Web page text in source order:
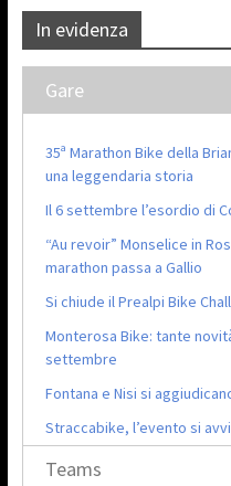
In evidenza
Gare
35ª Marathon Bike della
una leggendaria storia
Il 6 settembre l’esordio di
“Au revoir” Monselice in
marathon passa a Gallio
Si chiude il Prealpi Bike
Monterosa Bike: tante
settembre
Fontana e Nisi si
Straccabike, l’evento si
Teams